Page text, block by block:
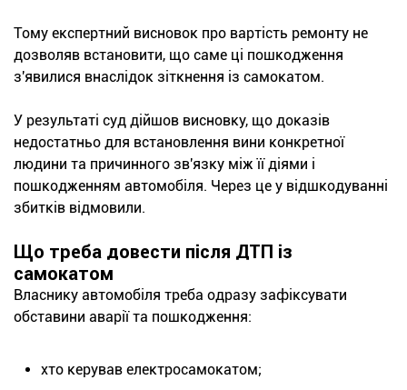
Тому експертний висновок про вартість ремонту не
дозволяв встановити, що саме ці пошкодження
з'явилися внаслідок зіткнення із самокатом.
У результаті суд дійшов висновку, що доказів
недостатньо для встановлення вини конкретної
людини та причинного зв'язку між її діями і
пошкодженням автомобіля. Через це у відшкодуванні
збитків відмовили.
Що треба довести після ДТП із
самокатом
Власнику автомобіля треба одразу зафіксувати
обставини аварії та пошкодження:
хто керував електросамокатом;